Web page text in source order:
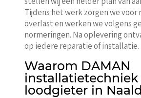
Tijdens het werk zorgen we voor
overlast en werken we volgens
normeringen. Na oplevering
op iedere reparatie of installatie.
Waarom DAMAN
installatietechniek
loodgieter in